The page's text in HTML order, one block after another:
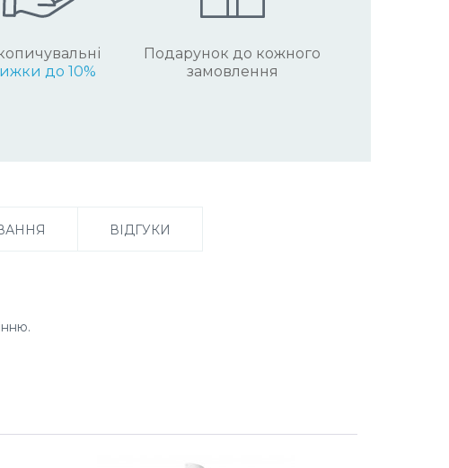
до 10%
Подарунок до кожного
замовлення
ВІДГУКИ